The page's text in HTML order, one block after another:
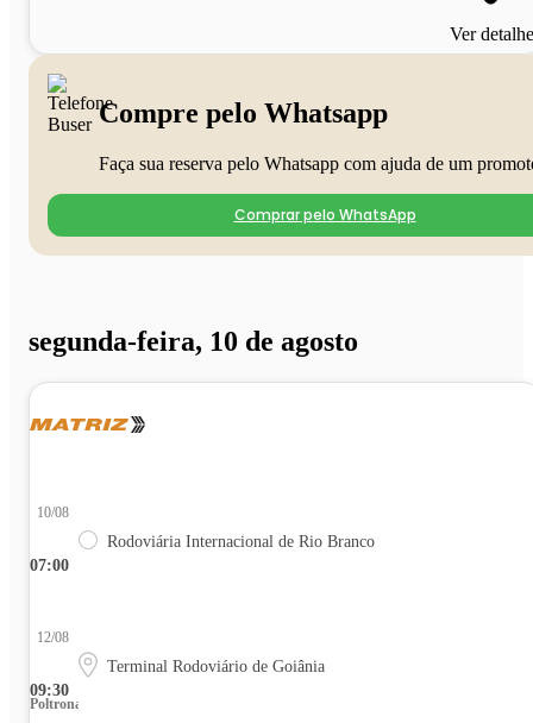
Ver
Compre pelo Whatsapp
Faça sua reserva pelo Whatsapp com ajuda de um
Comprar pelo WhatsApp
segunda-feira, 10 de agosto
07:00
10/08
Rodoviária Internacional de Rio Branco
09:30
12/08
Terminal Rodoviário de Goiânia
Poltrona